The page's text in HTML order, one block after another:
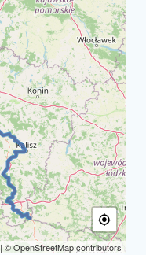
| © OpenStreetMap contributors